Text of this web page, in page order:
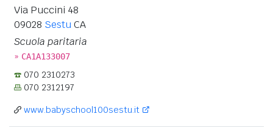
Via Puccini 48
09028 SestuCA
Scuola paritaria
» CA1A133007
070 2310273
070 2312197
www.babyschool100sestu.it